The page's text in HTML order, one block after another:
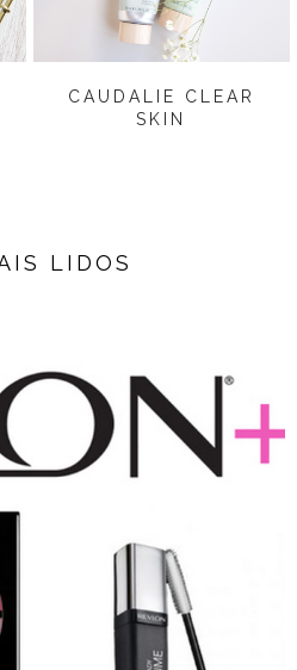
CAUDALIE CLEAR
SKIN
LIDOS